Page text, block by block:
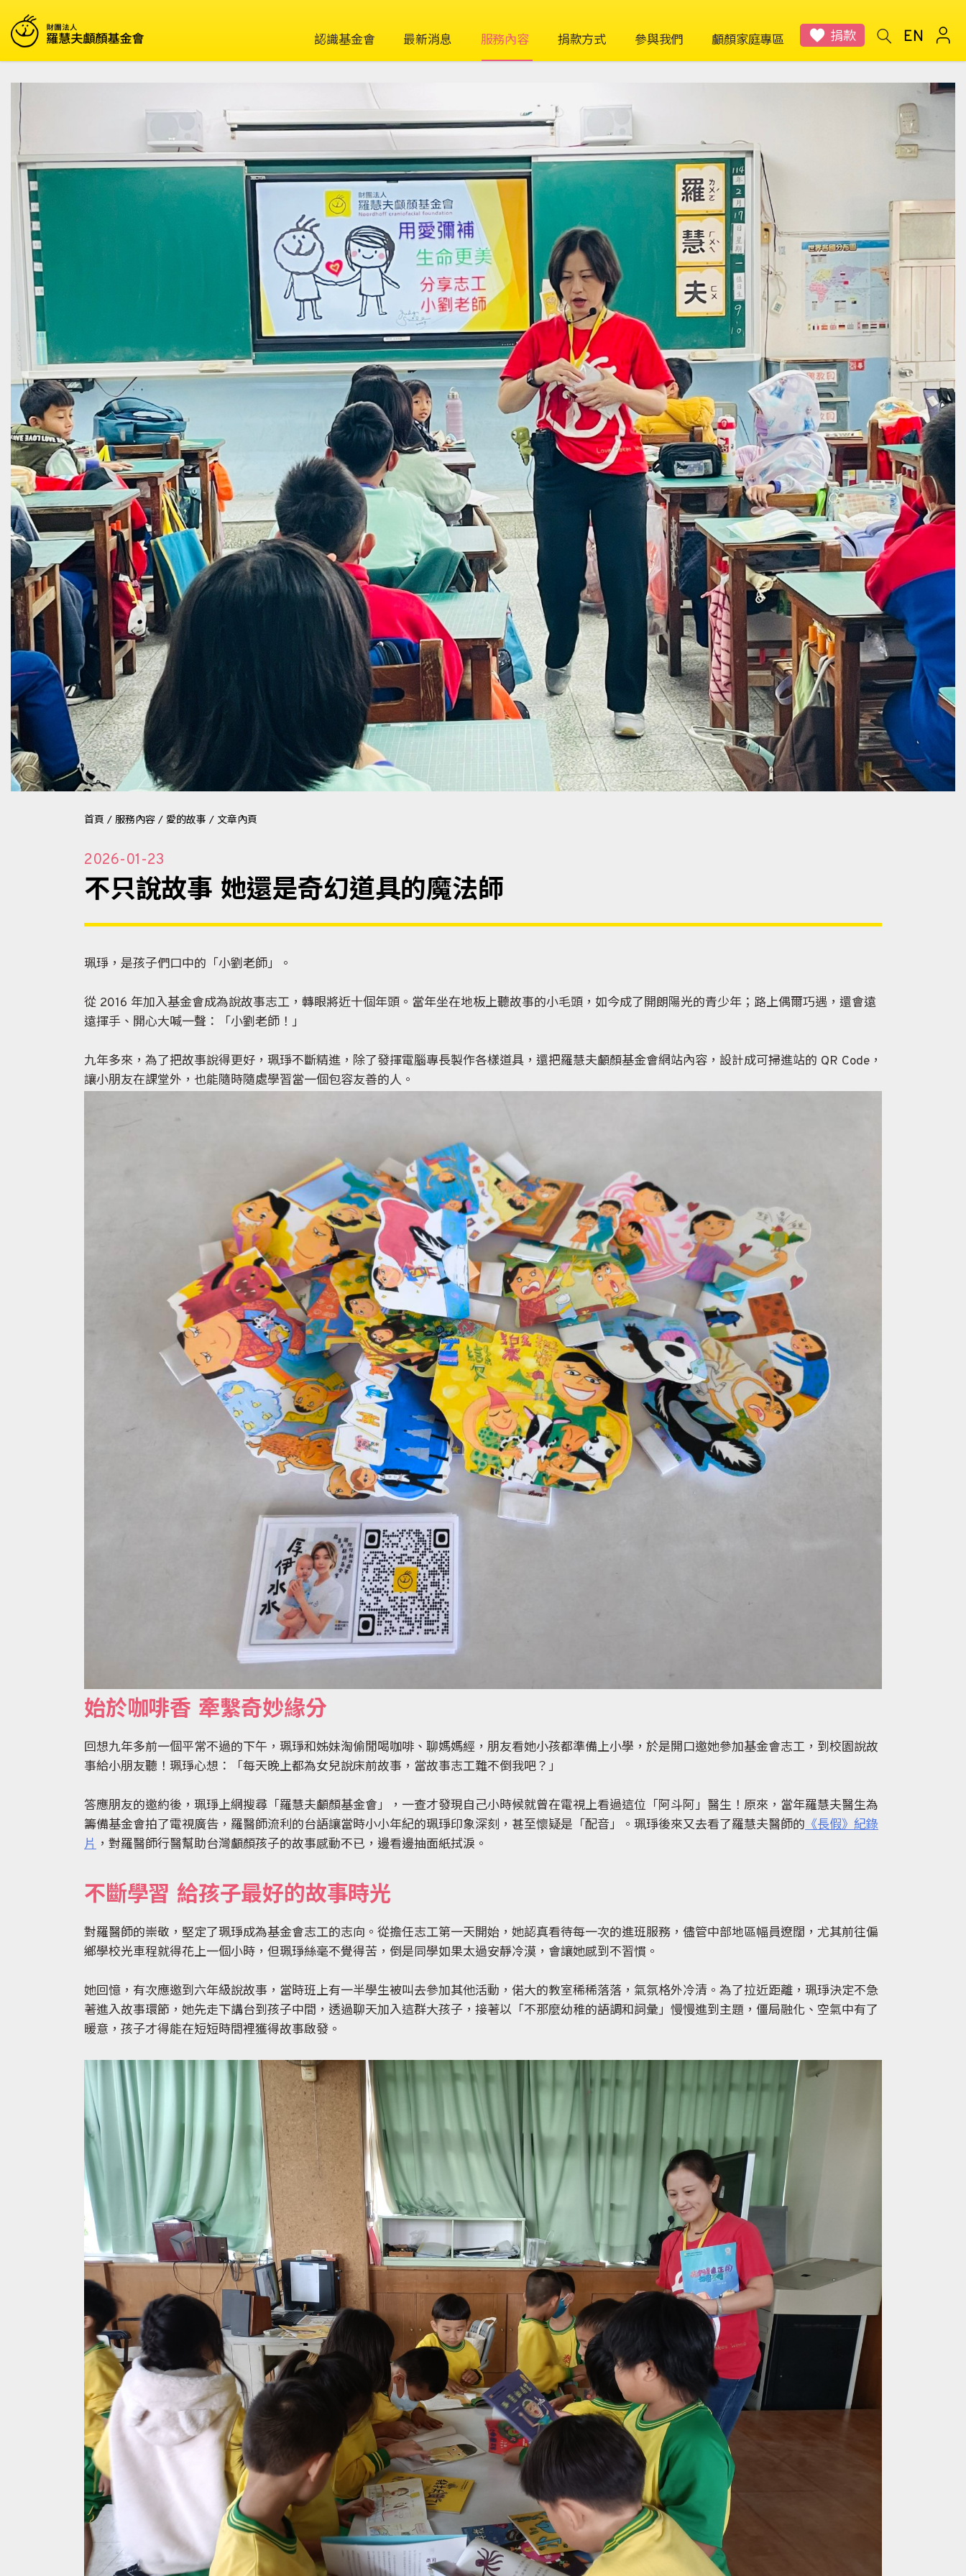
認識基金會 最新消息 服務內容 捐款方式 參與我們 顱顏家庭專區 捐款
首頁 / 服務內容 / 愛的故事 / 文章內頁
2026-01-23
不只說故事 她還是奇幻道具的魔法師
珮琤，是孩子們口中的「小劉老師」。
從 2016 年加入基金會成為說故事志工，轉眼將近十個年頭。當年坐在地板上聽故事的小毛頭，如今成了開朗陽光的青少年；路上偶爾巧遇，還會遠
遠揮手、開心大喊一聲：「小劉老師！」
九年多來，為了把故事說得更好，珮琤不斷精進，除了發揮電腦專長製作各樣道具，還把羅慧夫顱顏基金會網站內容，設計成可掃進站的 QR Code，
讓小朋友在課堂外，也能隨時隨處學習當一個包容友善的人。
始於咖啡香 牽繫奇妙緣分
回想九年多前一個平常不過的下午，珮琤和姊妹淘偷閒喝咖啡、聊媽媽經，朋友看她小孩都準備上小學，於是開口邀她參加基金會志工，到校園說故
事給小朋友聽！珮琤心想：「每天晚上都為女兒說床前故事，當故事志工難不倒我吧？」
答應朋友的邀約後，珮琤上網搜尋「羅慧夫顱顏基金會」，一查才發現自己小時候就曾在電視上看過這位「阿斗阿」醫生！原來，當年羅慧夫醫生為
籌備基金會拍了電視廣告，羅醫師流利的台語讓當時小小年紀的珮琤印象深刻，甚至懷疑是「配音」。珮琤後來又去看了羅慧夫醫師的《長假》紀錄
片 ，對羅醫師行醫幫助台灣顱顏孩子的故事感動不已，邊看邊抽面紙拭淚。
不斷學習 給孩子最好的故事時光
對羅醫師的崇敬，堅定了珮琤成為基金會志工的志向。從擔任志工第一天開始，她認真看待每一次的進班服務，儘管中部地區幅員遼闊，尤其前往偏
鄉學校光車程就得花上一個小時，但珮琤絲毫不覺得苦，倒是同學如果太過安靜冷漠，會讓她感到不習慣。
她回憶，有次應邀到六年級說故事，當時班上有一半學生被叫去參加其他活動，偌大的教室稀稀落落，氣氛格外冷清。為了拉近距離，珮琤決定不急
著進入故事環節，她先走下講台到孩子中間，透過聊天加入這群大孩子，接著以「不那麼幼稚的語調和詞彙」慢慢進到主題，僵局融化、空氣中有了
暖意，孩子才得能在短短時間裡獲得故事啟發。